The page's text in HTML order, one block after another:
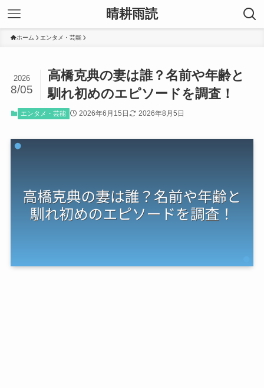
晴耕雨読
ホーム エンタメ・芸能
高橋克典の妻は誰？名前や年齢と
馴れ初めのエピソードを調査！
2026
8/05
エンタメ・芸能 2026年6月15日 2026年8月5日